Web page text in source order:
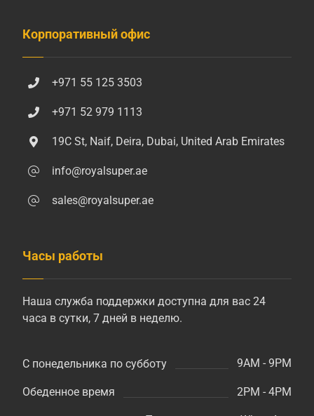
Корпоративный офис
+971 55 125 3503
+971 52 979 1113
19C St, Naif, Deira, Dubai, United Arab Emirates
info@royalsuper.ae
sales@royalsuper.ae
Часы работы
Наша служба поддержки доступна для вас 24
часа в сутки, 7 дней в неделю.
С понедельника по субботу 9AM - 9PM
Обеденное время 2PM - 4PM